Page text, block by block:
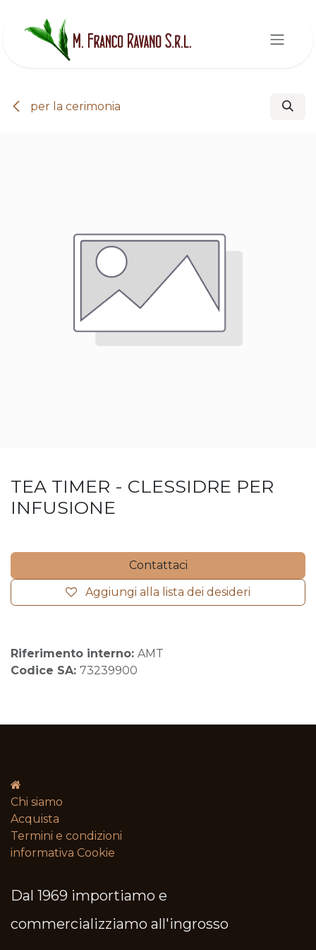
per la cerimonia
TEA TIMER - CLESSIDRE PER
INFUSIONE
Contattaci
Aggiungi alla lista dei desideri
Riferimento interno: AMT
Codice SA: 73239900
Chi siamo
Acquista
Termini e condizioni​
informativa Cookie
Dal 1969 importiamo e
commercializziamo all'ingrosso